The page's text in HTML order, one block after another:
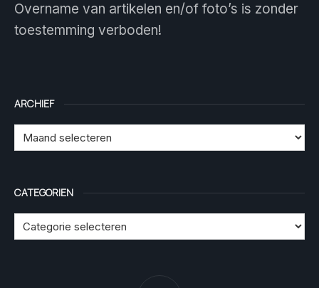
Overname van artikelen en/of foto’s is zonder
toestemming verboden!
ARCHIEF
CATEGORIEN